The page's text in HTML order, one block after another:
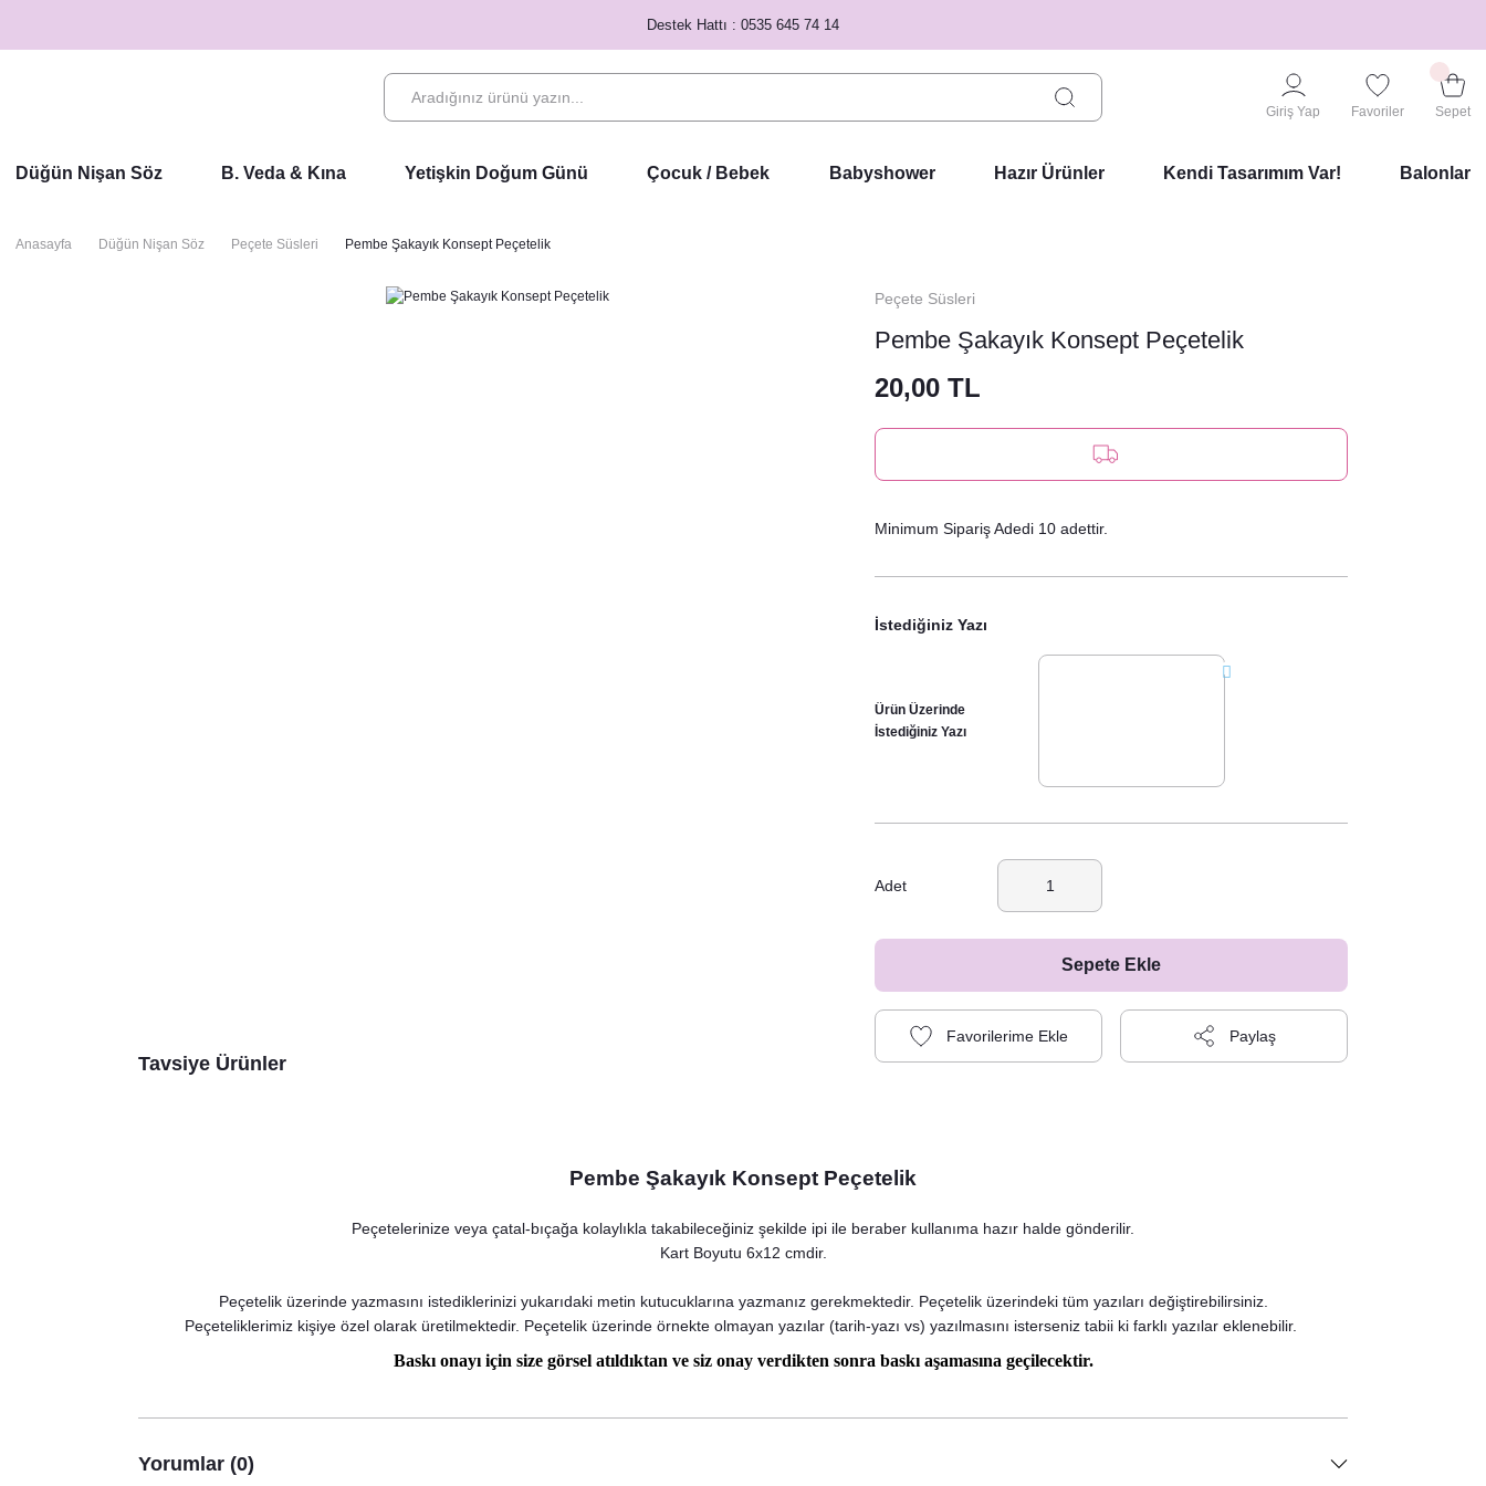
Destek Hattı : 0535 645 74 14
Giriş Yap Favoriler Sepet
Düğün Nişan Söz B. Veda & Kına Yetişkin Doğum Günü Çocuk / Bebek Babyshower Hazır Ürünler Kendi Tasarımım Var! Balonlar
Anasayfa Düğün Nişan Söz Peçete Süsleri Pembe Şakayık Konsept Peçetelik
Tavsiye Ürünler
Peçete Süsleri
Pembe Şakayık Konsept Peçetelik
20,00 TL
Minimum Sipariş Adedi 10 adettir.
İstediğiniz Yazı
Ürün Üzerinde
İstediğiniz Yazı
Adet
Sepete Ekle
Paylaş
Pembe Şakayık Konsept Peçetelik
Peçetelerinize veya çatal-bıçağa kolaylıkla takabileceğiniz şekilde ipi ile beraber kullanıma hazır halde gönderilir.
Kart Boyutu 6x12 cmdir.
Peçetelik üzerinde yazmasını istediklerinizi yukarıdaki metin kutucuklarına yazmanız gerekmektedir. Peçetelik üzerindeki tüm yazıları değiştirebilirsiniz.
Peçeteliklerimiz kişiye özel olarak üretilmektedir. Peçetelik üzerinde örnekte olmayan yazılar (tarih-yazı vs) yazılmasını isterseniz tabii ki farklı yazılar eklenebilir.
Baskı onayı için size görsel atıldıktan ve siz onay verdikten sonra baskı aşamasına geçilecektir.
Yorumlar (0)